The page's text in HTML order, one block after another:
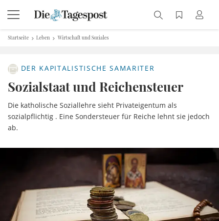
Startseite Leben Wirtschaft und Soziales
DER KAPITALISTISCHE SAMARITER
Sozialstaat und Reichensteuer
Die katholische Soziallehre sieht Privateigentum als
sozialpflichtig . Eine Sondersteuer für Reiche lehnt sie jedoch
ab.